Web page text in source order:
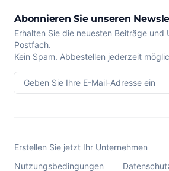
Abonnieren Sie unseren
Erhalten Sie die neuesten Beiträge und
Postfach.
Kein Spam. Abbestellen jederzeit
Geben Sie Ihre E-Mail-Adresse ein
Erstellen Sie jetzt Ihr Unternehmen
Nutzungsbedingungen